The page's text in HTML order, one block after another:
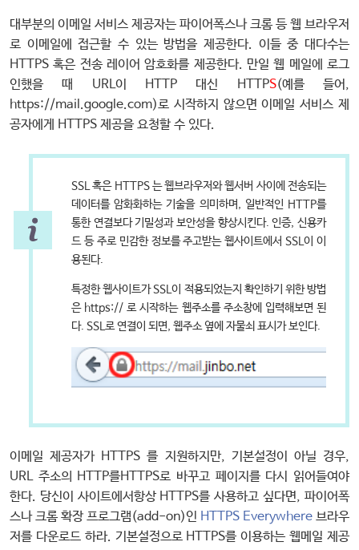
대부분의 이메일 서비스 제공자는 파이어폭스나 크롬 등 웹 브라우저
로 이메일에 접근할 수 있는 방법을 제공한다. 이들 중 대다수는
HTTPS 혹은 전송 레이어 암호화를 제공한다. 만일 웹 메일에 로그
인했을 때 URL이 HTTP 대신 HTTPS(예를 들어,
https://mail.google.com)로 시작하지 않으면 이메일 서비스 제
공자에게 HTTPS 제공을 요청할 수 있다.
SSL 혹은 HTTPS 는 웹브라우저와 웹서버 사이에 전송되는
데이터를 암화화하는 기술을 의미하며, 일반적인 HTTP를
통한 연결보다 기밀성과 보안성을 향상시킨다. 인증, 신용카
드 등 주로 민감한 정보를 주고받는 웹사이트에서 SSL이 이
용된다.
특정한 웹사이트가 SSL이 적용되었는지 확인하기 위한 방법
은 https:// 로 시작하는 웹주소를 주소창에 입력해보면 된
다. SSL로 연결이 되면, 웹주소 옆에 자물쇠 표시가 보인다.
이메일 제공자가 HTTPS 를 지원하지만, 기본설정이 아닐 경우,
URL 주소의 HTTP를HTTPS로 바꾸고 페이지를 다시 읽어들여야
한다. 당신이 사이트에서항상 HTTPS를 사용하고 싶다면, 파이어폭
스나 크롬 확장 프로그램(add-on)인 HTTPS Everywhere 브라우
저를 다운로드 하라. 기본설정으로 HTTPS를 이용하는 웹메일 제공